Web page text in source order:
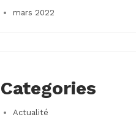
mars 2022
Categories
Actualité